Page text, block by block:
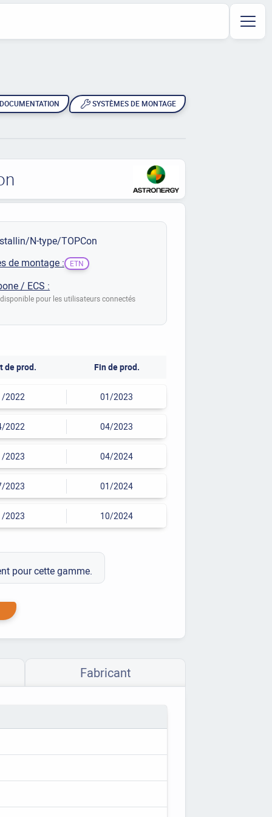
SYSTÈMES DE MONTAGE
N-type/TOPCon
de montage :
ETN
/ ECS :
pour les utilisateurs connectés
de prod. Fin de prod.
2022 01/2023
2022 04/2023
2023 04/2024
2023 01/2024
2023 10/2024
pour cette gamme.
Fabricant